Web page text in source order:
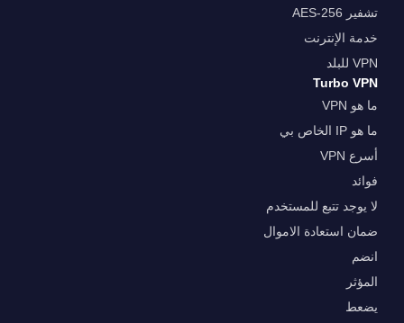
تشفير AES-256
خدمة الإنترنت
VPN للبلد
Turbo VPN
ما هو VPN
ما هو IP الخاص بي
أسرع VPN
فوائد
لا يوجد تتبع للمستخدم
ضمان استعادة الاموال
انضم
المؤثر
يضعط